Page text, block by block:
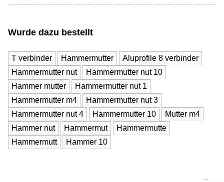
Wurde dazu bestellt
T verbinder Hammermutter
Aluprofile 8 verbinder
Hammermutter nut
Hammermutter nut 10
Hammer mutter
Hammermutter nut 1
Hammermutter m4
Hammermutter nut 3
Hammermutter nut 4
Hammermutter 10
Mutter m4
Hammer nut
Hammermut
Hammermutte
Hammermutt
Hammer 10